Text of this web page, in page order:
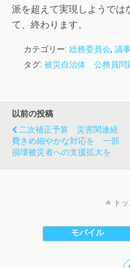
派を超えて実現しようでは
て、終わります。
カテゴリー: 総務委員会, 議
タグ: 被災自治体 公務員
以前の投稿
二次補正予算 災害関連経
費きめ細やかな対応を 一部
損壊被災者への支援拡大を
ト
モバイル